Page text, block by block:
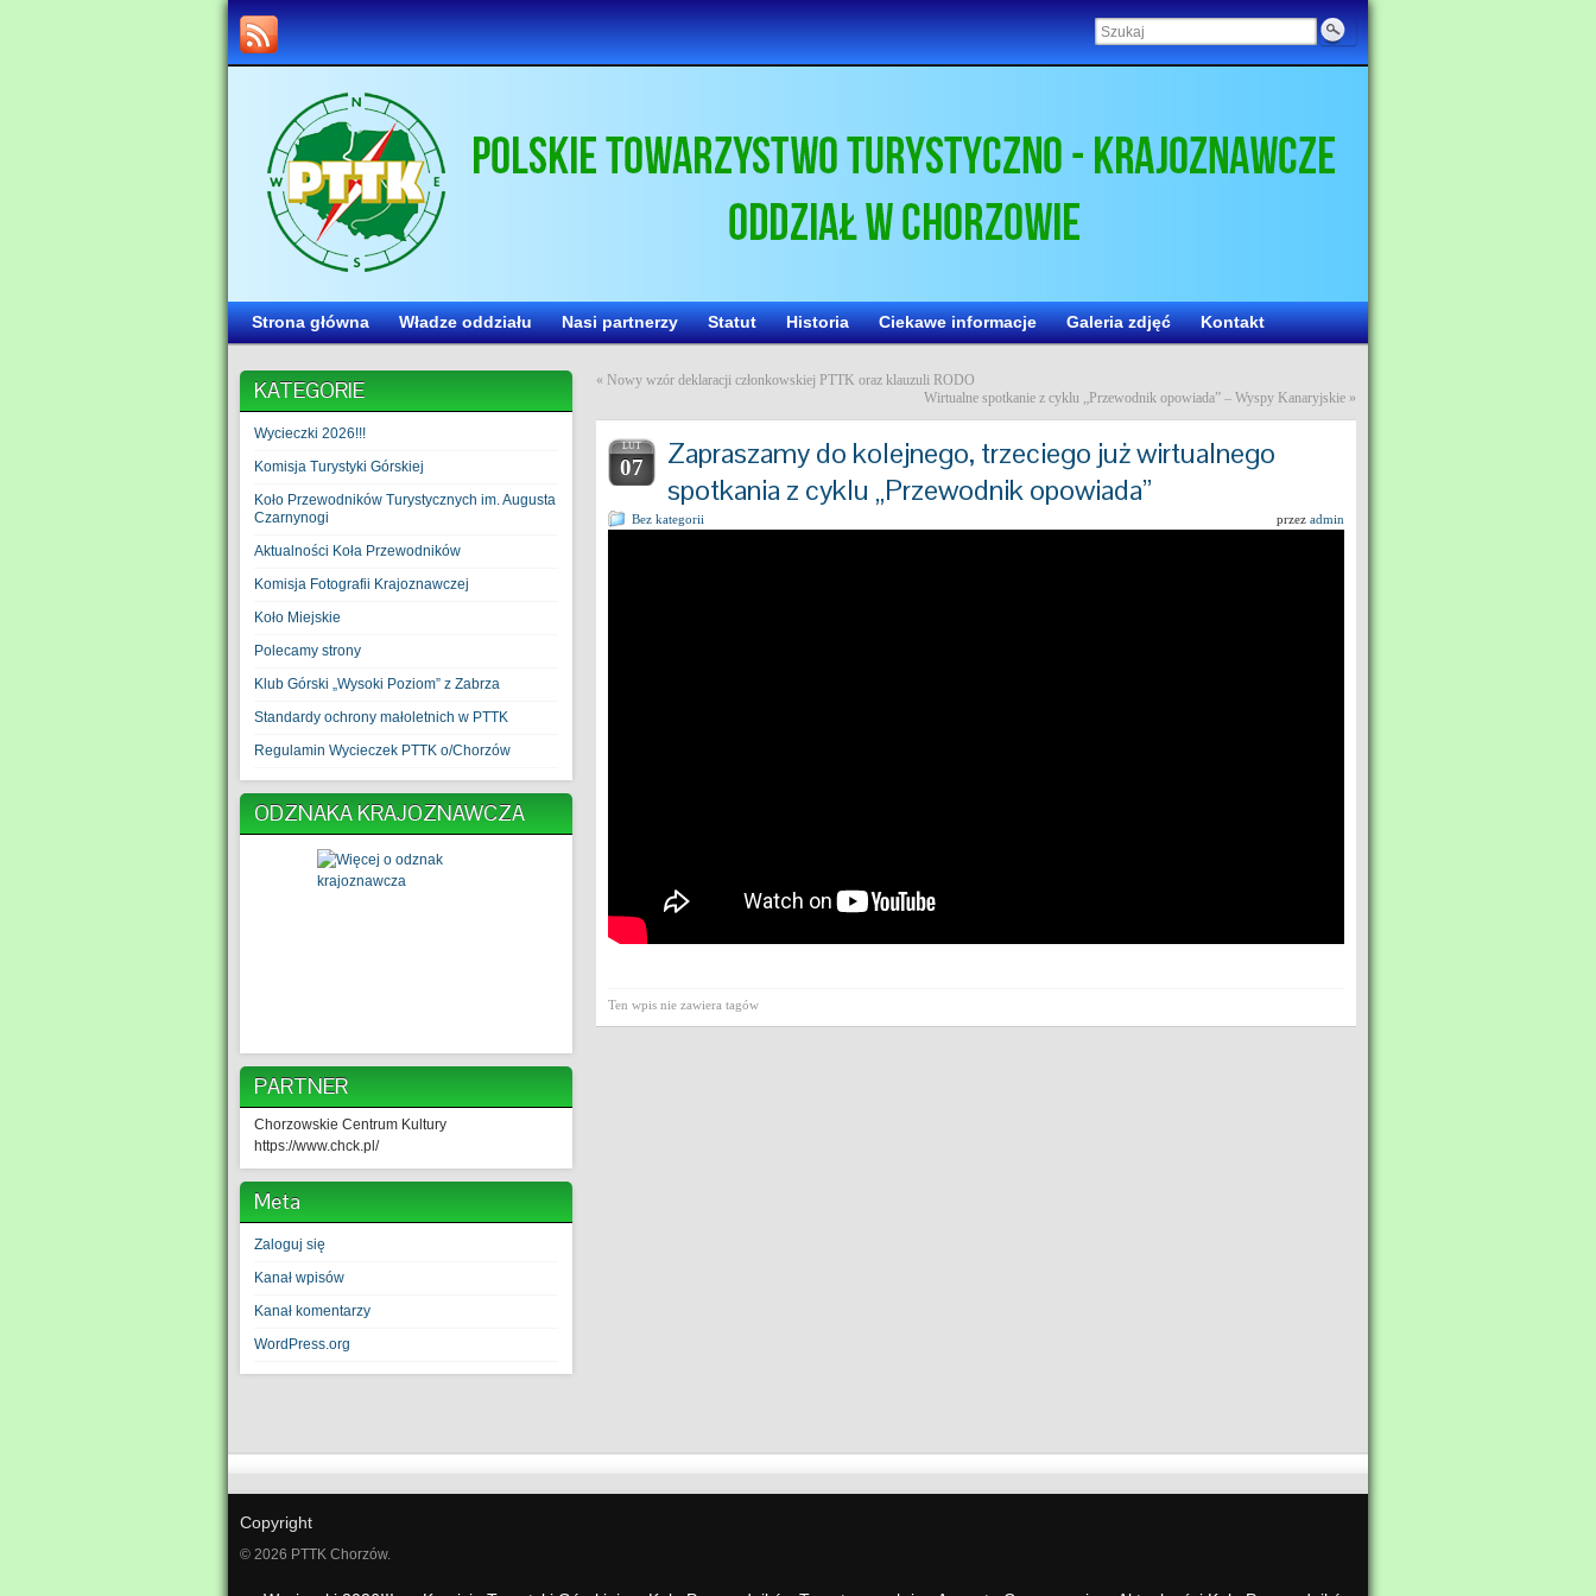
Strona główna Władze oddziału Nasi partnerzy Statut Historia Ciekawe informacje Galeria zdjęć Kontakt
KATEGORIE
Wycieczki 2026!!!
Komisja Turystyki Górskiej
Koło Przewodników Turystycznych im. Augusta
Czarnynogi
Aktualności Koła Przewodników
Komisja Fotografii Krajoznawczej
Koło Miejskie
Polecamy strony
Klub Górski „Wysoki Poziom” z Zabrza
Standardy ochrony małoletnich w PTTK
Regulamin Wycieczek PTTK o/Chorzów
ODZNAKA KRAJOZNAWCZA
PARTNER
Chorzowskie Centrum Kultury
https://www.chck.pl/
Meta
Zaloguj się
Kanał wpisów
Kanał komentarzy
WordPress.org
« Nowy wzór deklaracji członkowskiej PTTK oraz klauzuli RODO
Wirtualne spotkanie z cyklu „Przewodnik opowiada” – Wyspy Kanaryjskie »
LUT
07
Zapraszamy do kolejnego, trzeciego już wirtualnego
spotkania z cyklu „Przewodnik opowiada”
Bez kategorii przez admin
Ten wpis nie zawiera tagów
Copyright
© 2026 PTTK Chorzów.